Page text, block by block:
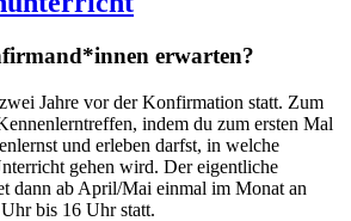
erwarten?
Jahre vor der Konfirmation statt. Zum
indem du zum ersten Mal
und erleben darfst, in welche
gehen wird. Der eigentliche
dann ab April/Mai einmal im Monat an
bis 16 Uhr statt.